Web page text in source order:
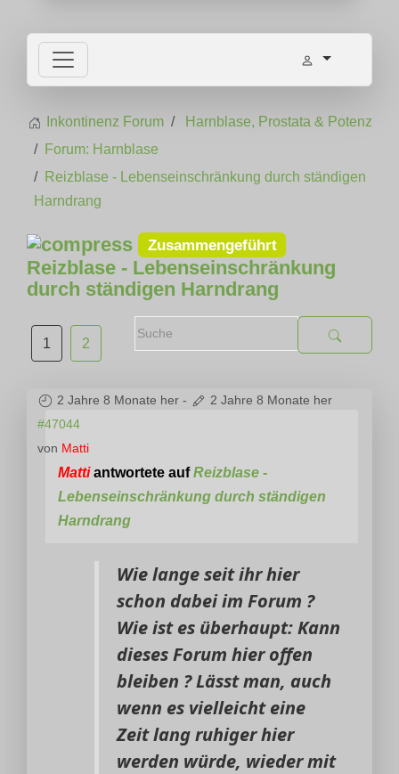
Inkontinenz Forum
Harnblase, Prostata & Potenz
Forum: Harnblase
Reizblase - Lebenseinschränkung durch ständigen
Harndrang
Zusammengeführt
Reizblase - Lebenseinschränkung
durch ständigen Harndrang
1 2
2 Jahre 8 Monate her -
2 Jahre 8 Monate her
#47044
von Matti
Mattiantwortete aufReizblase -
Lebenseinschränkung durch ständigen
Harndrang
Wie lange seit ihr hier
schon dabei im Forum ?
Wie ist es überhaupt: Kann
dieses Forum hier offen
bleiben ? Lässt man, auch
wenn es vielleicht eine
Zeit lang ruhiger hier
werden würde, wieder mit